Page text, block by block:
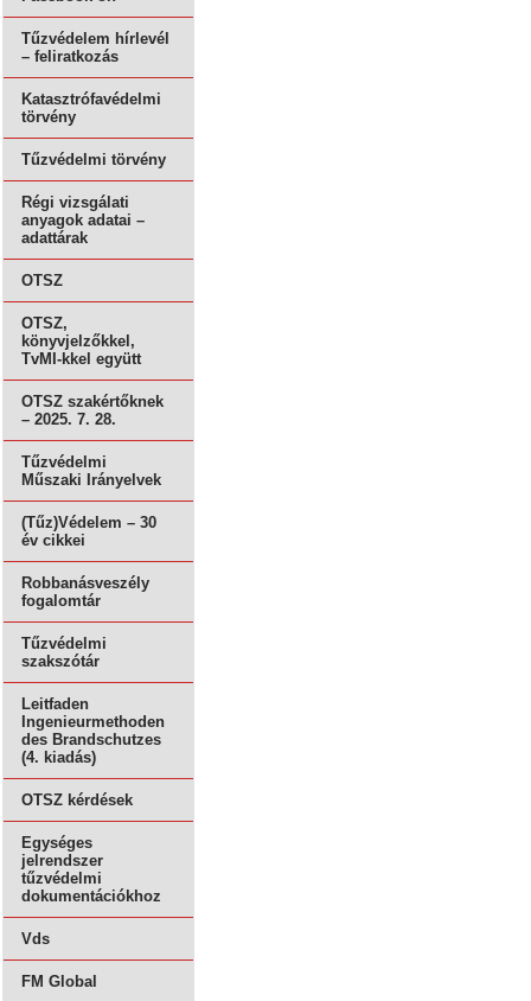
Tűzvédelem hírlevél
– feliratkozás
Katasztrófavédelmi
törvény
Tűzvédelmi törvény
Régi vizsgálati
anyagok adatai –
adattárak
OTSZ
OTSZ,
könyvjelzőkkel,
TvMI-kkel együtt
OTSZ szakértőknek
– 2025. 7. 28.
Tűzvédelmi
Műszaki Irányelvek
(Tűz)Védelem – 30
év cikkei
Robbanásveszély
fogalomtár
Tűzvédelmi
szakszótár
Leitfaden
Ingenieurmethoden
des Brandschutzes
(4. kiadás)
OTSZ kérdések
Egységes
jelrendszer
tűzvédelmi
dokumentációkhoz
Vds
FM Global